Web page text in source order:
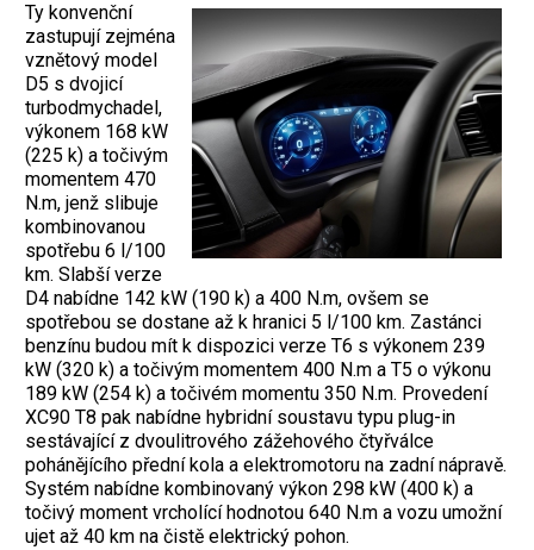
Ty konvenční
zastupují zejména
vznětový model
D5 s dvojicí
turbodmychadel,
výkonem 168 kW
(225 k) a točivým
momentem 470
N.m, jenž slibuje
kombinovanou
spotřebu 6 l/100
km. Slabší verze
D4 nabídne 142 kW (190 k) a 400 N.m, ovšem se
spotřebou se dostane až k hranici 5 l/100 km. Zastánci
benzínu budou mít k dispozici verze T6 s výkonem 239
kW (320 k) a točivým momentem 400 N.m a T5 o výkonu
189 kW (254 k) a točivém momentu 350 N.m. Provedení
XC90 T8 pak nabídne hybridní soustavu typu plug-in
sestávající z dvoulitrového zážehového čtyřválce
pohánějícího přední kola a elektromotoru na zadní nápravě.
Systém nabídne kombinovaný výkon 298 kW (400 k) a
točivý moment vrcholící hodnotou 640 N.m a vozu umožní
ujet až 40 km na čistě elektrický pohon.